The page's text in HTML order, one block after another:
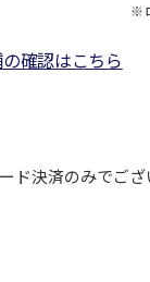
※
確認はこちら
決済のみでござ